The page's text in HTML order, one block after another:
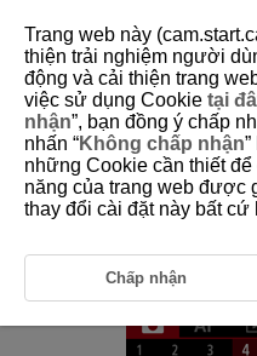
D090-056
Long Exposure
Noise that tends to occur in long
Select [ Long
Trang web này
thiện trải nghiệm người
động và cải thiện trang
việc sử dụng Cookie tại
nhận”, bạn đồng ý chấp
nhấn “Không chấp nhận
những Cookie cần thiết
năng của trang web được
thay đổi cài đặt này bất cứ
Chấp nhận